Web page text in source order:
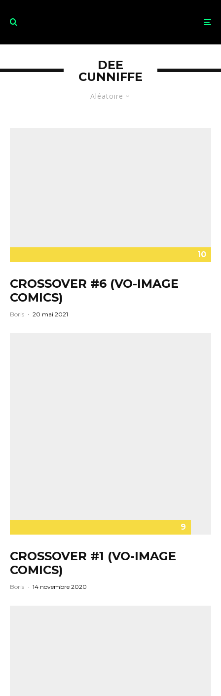
Aléatoire
DEE
CUNNIFFE
10
CROSSOVER #6 (VO-IMAGE
COMICS)
Boris · 20 mai 2021
9
CROSSOVER #1 (VO-IMAGE
COMICS)
Boris · 14 novembre 2020